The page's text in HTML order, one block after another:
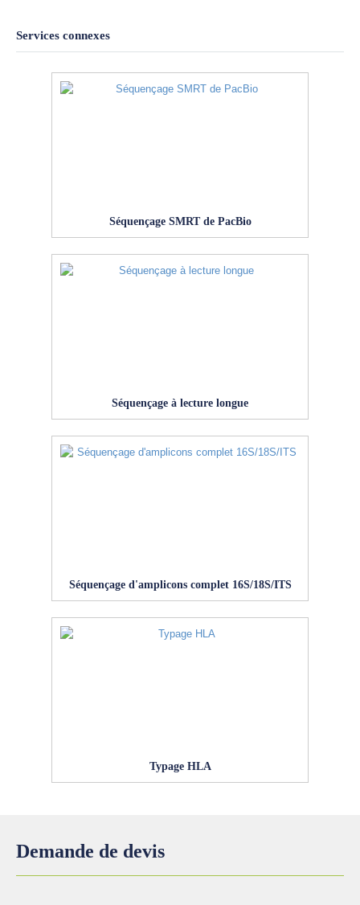
Services connexes
Séquençage SMRT de PacBio
Séquençage à lecture longue
Séquençage d'amplicons complet 16S/18S/ITS
Typage HLA
Demande de devis